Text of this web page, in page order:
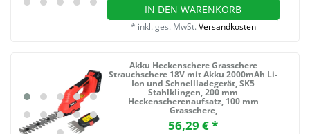
IN DEN WARENKORB
* inkl. ges. MwSt. Versandkosten
Akku Heckenschere Grasschere
Strauchschere 18V mit Akku 2000mAh Li-
Ion und Schnellladegerät, SK5
Stahlklingen, 200 mm
Heckenscherenaufsatz, 100 mm
Grasschere,
56,29 € *